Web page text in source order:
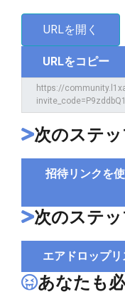
URLを開く
URLをコピー
次のステ
招待リンクを
次のステ
エアドロップ
あなたも